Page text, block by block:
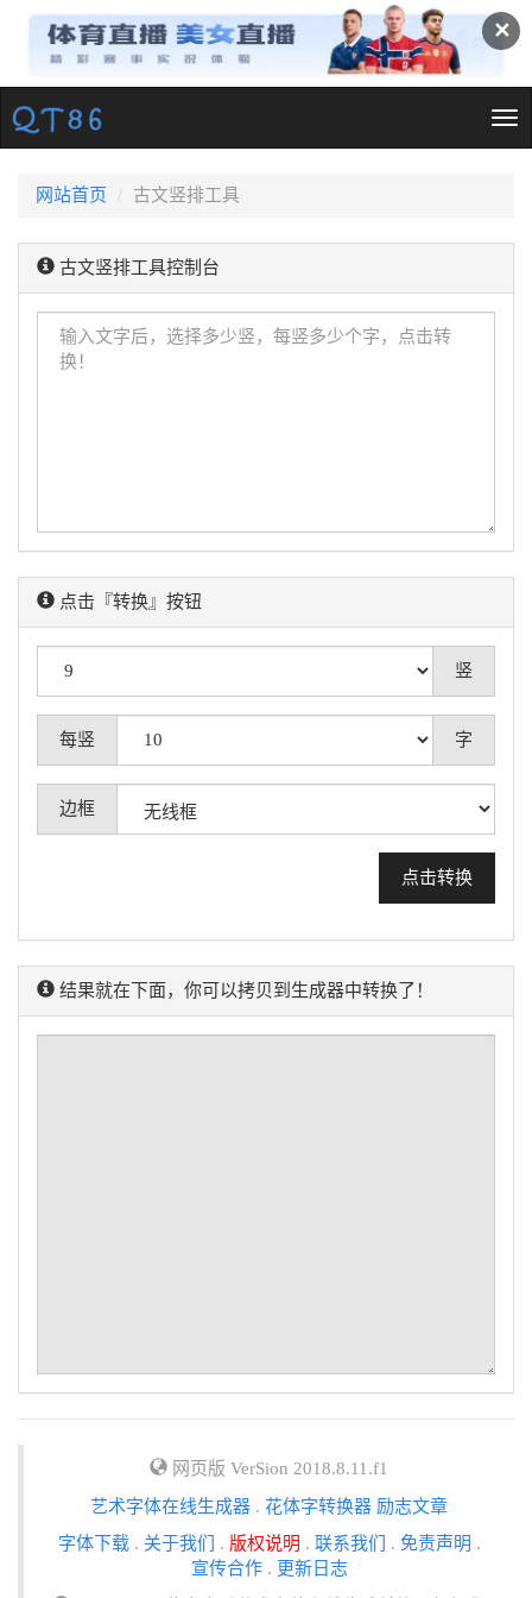
✕
网站首页 古文竖排工具
古文竖排工具控制台
点击『转换』按钮
竖
每竖 字
边框
结果就在下面，你可以拷贝到生成器中转换了！
网页版 VerSion 2018.8.11.f1
艺术字体在线生成器 . 花体字转换器 励志文章
字体下载. 关于我们 . 版权说明 . 联系我们 . 免责声明 .
宣传合作. 更新日志